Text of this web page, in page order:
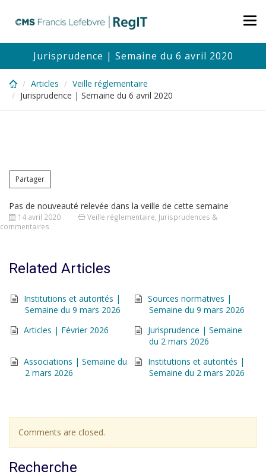
content
Jurisprudence | Semaine du 6 avril 2020
Articles
Veille réglementaire
Jurisprudence | Semaine du 6 avril 2020
Partager
Pas de nouveauté relevée dans la veille de cette semaine
14 avril 2020 Veille réglementaire Jurisprudences &
commentaires
Related Articles
Institutions et autorités |
Semaine du 9 mars 2026
Sources normatives |
Semaine du 9 mars 2026
Articles | Février 2026
Jurisprudence | Semaine
du 2 mars 2026
Associations | Semaine du
2 mars 2026
Institutions et autorités |
Semaine du 2 mars 2026
Comments are closed.
Recherche